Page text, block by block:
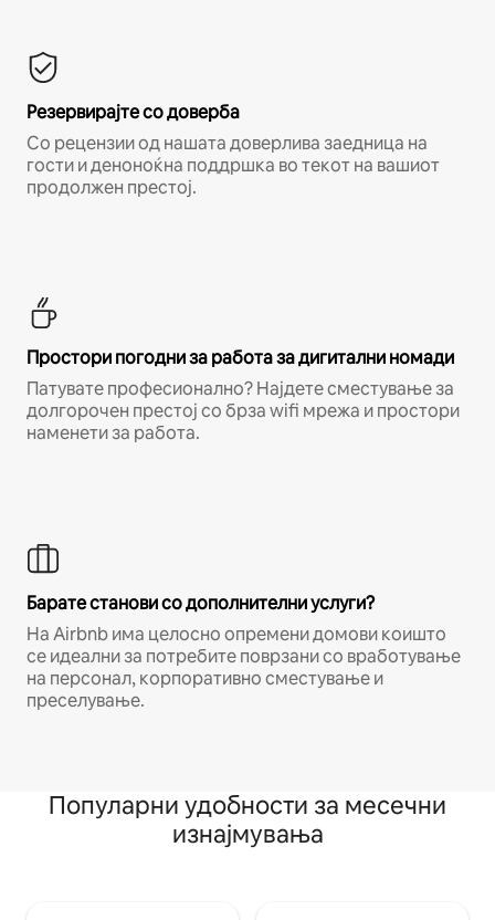
Резервирајте со доверба
Со рецензии од нашата доверлива заедница на
гости и деноноќна поддршка во текот на вашиот
продолжен престој.
Простори погодни за работа за дигитални номади
Патувате професионално? Најдете сместување за
долгорочен престој со брза wifi мрежа и простори
наменети за работа.
Барате станови со дополнителни услуги?
На Airbnb има целосно опремени домови коишто
се идеални за потребите поврзани со вработување
на персонал, корпоративно сместување и
преселување.
Популарни удобности за месечни
изнајмувања